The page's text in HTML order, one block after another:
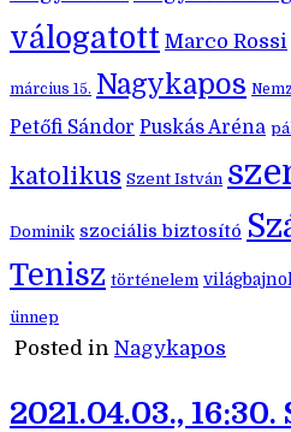
válogatott Marco Rossi
március 15. Nagykapos
Petőfi Sándor Puskás Aréna
katolikus Szent István
Dominik szociális biztosító
Tenisz történelem
ünnep
Posted in Nagykapos
2021.04.03.,